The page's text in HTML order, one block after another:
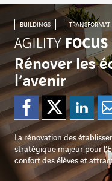
BUILDINGS
Rénover les
l’avenir
La rénovation des
stratégique majeur pour
confort des élèves et